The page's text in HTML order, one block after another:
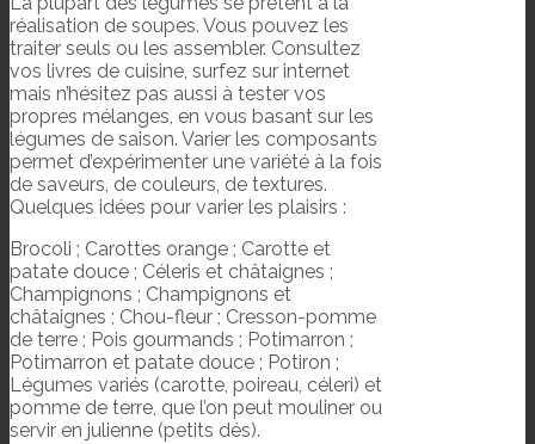
réalisation de soupes. Vous pouvez les
traiter seuls ou les assembler. Consultez
vos livres de cuisine, surfez sur internet
mais n’hésitez pas aussi à tester vos
propres mélanges, en vous basant sur les
légumes de saison. Varier les composants
permet d’expérimenter une variété à la fois
de saveurs, de couleurs, de textures.
Quelques idées pour varier les plaisirs :
Brocoli ; Carottes orange ; Carotte et
patate douce ; Céleris et châtaignes ;
Champignons ; Champignons et
châtaignes ; Chou-fleur ; Cresson-pomme
de terre ; Pois gourmands ; Potimarron ;
Potimarron et patate douce ; Potiron ;
Légumes variés (carotte, poireau, céleri) et
pomme de terre, que l’on peut mouliner ou
servir en julienne (petits dés).